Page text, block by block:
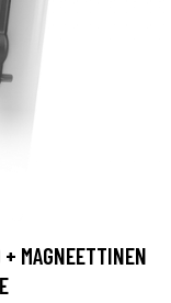
MAGNEETTINEN